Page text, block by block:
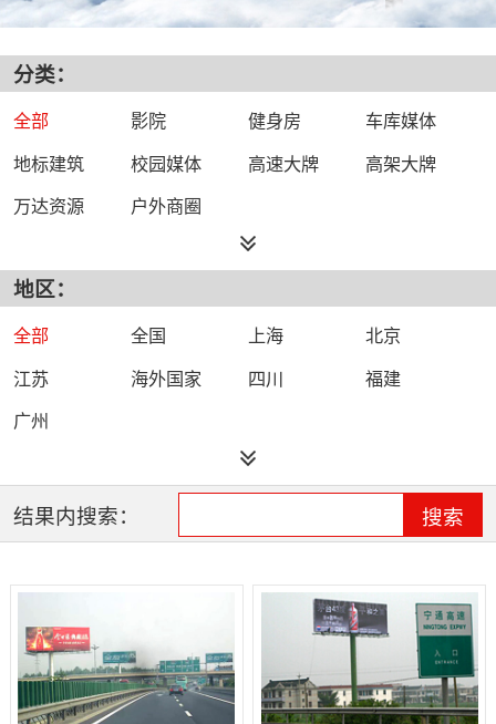
分类：
全部 影院 健身房
车库媒体
地标建筑
校园媒体 高速大牌
高架大牌
万达资源
户外商圈
地区：
全部 全国 上海
北京
江苏
海外国家 四川
福建
广州
结果内搜索： 搜索